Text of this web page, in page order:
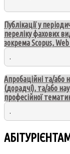
Публікації у
переліку фахових
зокрема Scopus,
.
Апробаційні та/або
(дорадчі), та/або
професійної
.